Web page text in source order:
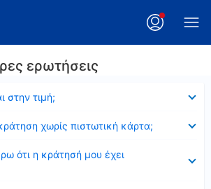
ερωτήσεις
στην τιμή;
χωρίς πιστωτική κάρτα;
ότι η κράτησή μου έχει